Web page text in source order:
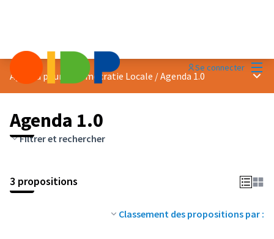
Se connecter
Agenda pour la Démocratie Locale /Agenda 1.0
Agenda 1.0
Filtrer et rechercher
3 propositions
Classement des propositions par :